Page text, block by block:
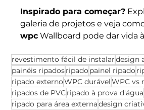
Inspirado para começar?
galeria de projetos e veja
wpc Wallboard pode dar vida
revestimento fácil de instalardesign
painéis ripadosripado painel ripado
ripado externoWPC durávelWPC vs
ripados de PVCripado à prova d'água
ripado para área externadesign